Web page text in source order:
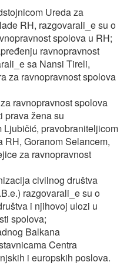
Ureda za
RH, razgovarali_e su o
spolova u RH;
ravnopravnost
sa Nansi Tireli,
za ravnopravnost spolova
ravnopravnost spolova
prava žena su
pravobraniteljicom
RH, Goranom Selancem,
za ravnopravnost
civilnog društva
razgovarali_e su o
i njihovoj ulozi u
spolova;
Balkana
Centra
i europskih poslova.